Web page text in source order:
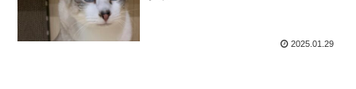
2025.01.29